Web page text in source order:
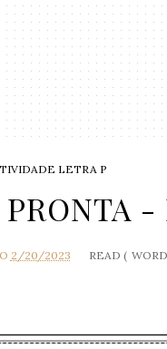
LETRA P
-
2/20/2023 READ (